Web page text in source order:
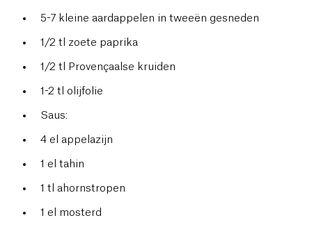
5-7 kleine aardappelen in tweeën gesneden
1/2 tl zoete paprika
1/2 tl Provençaalse kruiden
1-2 tl olijfolie
Saus:
4 el appelazijn
1 el tahin
1 tl ahornstropen
1 el mosterd